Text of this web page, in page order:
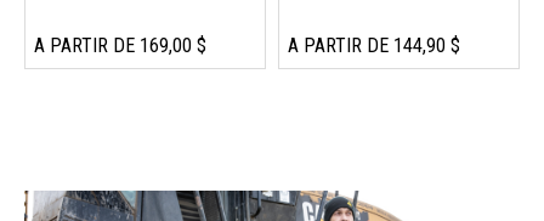
A PARTIR DE 169,00 $ A PARTIR DE 144,90 $